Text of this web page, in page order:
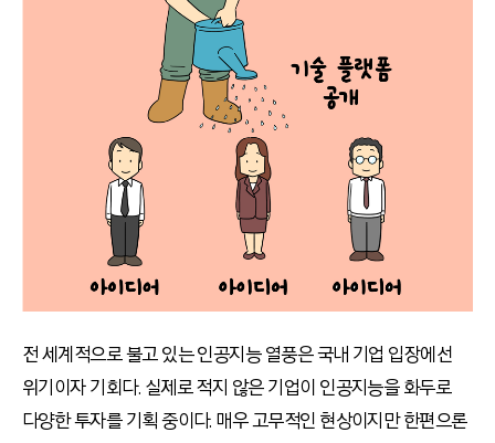
전 세계적으로 불고 있는 인공지능 열풍은 국내 기업 입장에선
위기이자 기회다. 실제로 적지 않은 기업이 인공지능을 화두로
다양한 투자를 기획 중이다. 매우 고무적인 현상이지만 한편으론